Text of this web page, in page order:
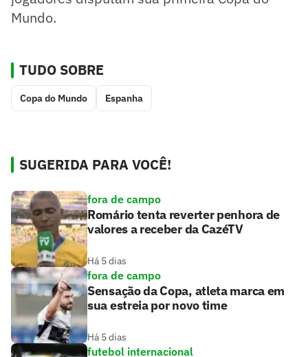
Mundo.
TUDO SOBRE
Copa do Mundo Espanha
SUGERIDA PARA VOCÊ!
fora de campo
Romário tenta reverter penhora de
valores a receber da CazéTV
Há 5 dias
fora de campo
Sensação da Copa, atleta marca em
sua estreia por novo time
Há 5 dias
futebol internacional